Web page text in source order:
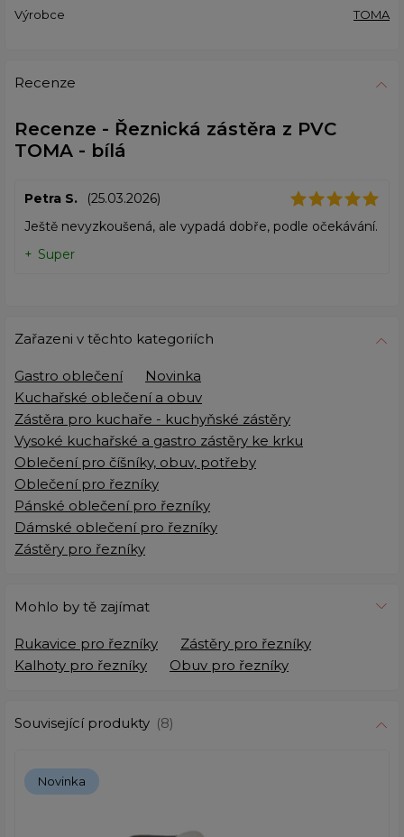
Výrobce TOMA
Recenze
Recenze - Řeznická zástěra z PVC
TOMA - bílá
Petra S.
(25.03.2026)
Ještě nevyzkoušená, ale vypadá dobře, podle očekávání.
Super
Zařazeni v těchto kategoriích
Gastro oblečení
Novinka
Kuchařské oblečení a obuv
Zástěra pro kuchaře - kuchyňské zástěry
Vysoké kuchařské a gastro zástěry ke krku
Oblečení pro číšníky, obuv, potřeby
Oblečení pro řezníky
Pánské oblečení pro řezníky
Dámské oblečení pro řezníky
Zástěry pro řezníky
Mohlo by tě zajímat
Rukavice pro řezníky
Zástěry pro řezníky
Kalhoty pro řezníky
Obuv pro řezníky
Související produkty (8)
Novinka